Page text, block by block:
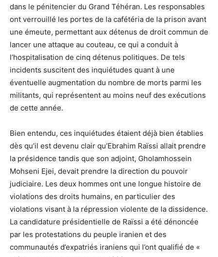
dans le pénitencier du Grand Téhéran. Les responsables
ont verrouillé les portes de la cafétéria de la prison avant
une émeute, permettant aux détenus de droit commun de
lancer une attaque au couteau, ce qui a conduit à
l’hospitalisation de cinq détenus politiques. De tels
incidents suscitent des inquiétudes quant à une
éventuelle augmentation du nombre de morts parmi les
militants, qui représentent au moins neuf des exécutions
de cette année.
Bien entendu, ces inquiétudes étaient déjà bien établies
dès qu’il est devenu clair qu’Ebrahim Raïssi allait prendre
la présidence tandis que son adjoint, Gholamhossein
Mohseni Ejei, devait prendre la direction du pouvoir
judiciaire. Les deux hommes ont une longue histoire de
violations des droits humains, en particulier des
violations visant à la répression violente de la dissidence.
La candidature présidentielle de Raïssi a été dénoncée
par les protestations du peuple iranien et des
communautés d’expatriés iraniens qui l’ont qualifié de «